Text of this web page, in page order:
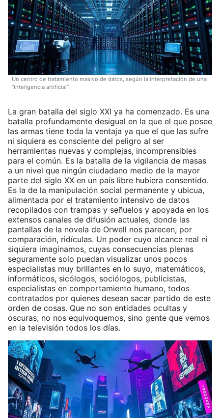
Un centro de tratamiento masivo de datos, según la interpretación de una
“inteligencia artificial”.
La gran batalla del siglo XXI ya ha comenzado. Es una
batalla profundamente desigual en la que el que posee
las armas tiene toda la ventaja ya que el que las sufre
ni siquiera es consciente del peligro al ser
herramientas nuevas y complejas, incomprensibles
para el común. Es la batalla de la vigilancia de masas
a un nivel que ningún ciudadano medio de la mayor
parte del siglo XX en un país libre hubiera consentido.
Es la de la manipulación social permanente y ubicua,
alimentada por el tratamiento intensivo de datos
recopilados con trampas y señuelos y apoyada en los
extensos canales de difusión actuales, donde las
pantallas de la novela de Orwell nos parecen, por
comparación, ridículas. Un poder cuyo alcance real ni
siquiera imaginamos, cuyas consecuencias plenas
seguramente solo puedan visualizar unos pocos
especialistas muy brillantes en lo suyo, matemáticos,
informáticos, sicólogos, sociólogos, publicistas,
especialistas en comportamiento humano, todos
contratados por quienes desean sacar partido de este
orden de cosas. Que no son entidades ocultas y
oscuras, no nos equivoquemos, sino gente que vemos
en la televisión todos los días.